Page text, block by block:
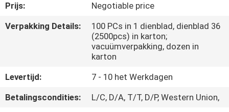
KWALITEITSCONTROLE
CONTACTEER
VR
Prijs:
Negotiable price
Verpakking Details:
100 PCs in 1 dienblad, dienblad 36
(2500pcs) in karton;
vacuümverpakking, dozen in
karton
Levertijd:
7 - 10 het Werkdagen
Betalingscondities:
L/C, D/A, T/T, D/P, Western Union,